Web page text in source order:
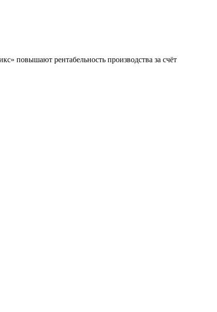
повышают рентабельность производства за счёт